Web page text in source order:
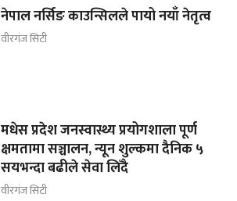
नेपाल नर्सिङ काउन्सिलले पायो नयाँ नेतृत्व
वीरगंज सिटी
मधेस प्रदेश जनस्वास्थ्य प्रयोगशाला पूर्ण
क्षमतामा सञ्चालन, न्यून शुल्कमा दैनिक ५
सयभन्दा बढीले सेवा लिँदै
वीरगंज सिटी